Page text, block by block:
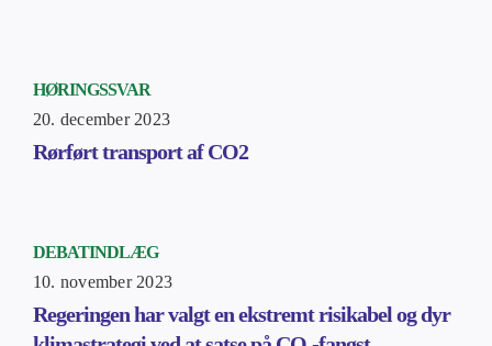
HØRINGSSVAR
20. december 2023
Rørført transport af CO2
DEBATINDLÆG
10. november 2023
Regeringen har valgt en ekstremt risikabel og dyr